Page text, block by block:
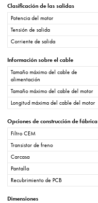
Clasificación de las salidas
Potencia del motor
Tensión de salida
Corriente de salida
Información sobre el cable
Tamaño máximo del cable de
alimentación
Tamaño máximo del cable del motor
Longitud máxima del cable del motor
Opciones de construcción de fábrica
Filtro CEM
Transistor de freno
Carcasa
Pantalla
Recubrimiento de PCB
Dimensiones